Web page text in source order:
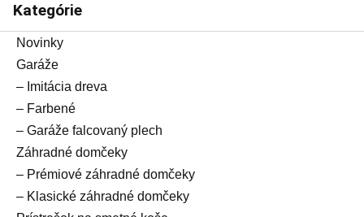
Kategórie
Novinky
Garáže
– Imitácia dreva
– Farbené
– Garáže falcovaný plech
Záhradné domčeky
– Prémiové záhradné domčeky
– Klasické záhradné domčeky